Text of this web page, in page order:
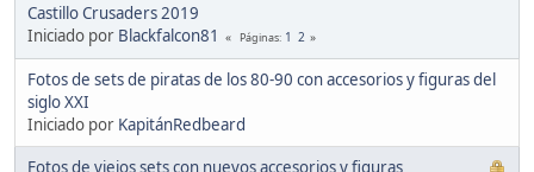
Castillo Crusaders 2019
Iniciado por Blackfalcon81 Páginas 1 2
Fotos de sets de piratas de los 80-90 con accesorios y figuras del
siglo XXI
Iniciado por KapitánRedbeard
Fotos de viejos sets con nuevos accesorios y figuras